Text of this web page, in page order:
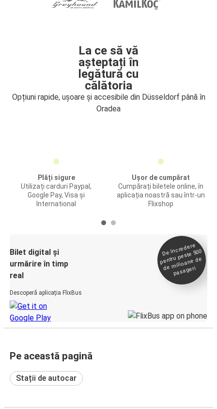
La ce să vă
așteptați în
legătură cu
călătoria
Opțiuni rapide, ușoare și accesibile din Düsseldorf până în
Oradea
Plăți sigure
Utilizați carduri Paypal,
Google Pay, Visa și
International
Ușor de cumpărat
Cumpărați biletele online, în
aplicația noastră sau într-un
Flixshop
Bilet digital și
urmărire în timp
real
Descoperă aplicația FlixBus
De încredere
pentru peste 500
de
milioane de
pasageri
Pe această pagină
Stații de autocar